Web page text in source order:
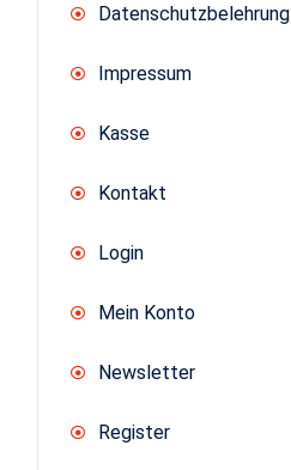
Datenschutzbelehrung
Impressum
Kasse
Kontakt
Login
Mein Konto
Newsletter
Register